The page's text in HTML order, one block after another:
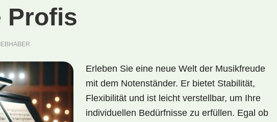
Profis
Erleben Sie eine neue Welt der Musikfreude
mit dem Notenständer. Er bietet Stabilität,
Flexibilität und ist leicht verstellbar, um Ihre
individuellen Bedürfnisse zu erfüllen. Egal ob